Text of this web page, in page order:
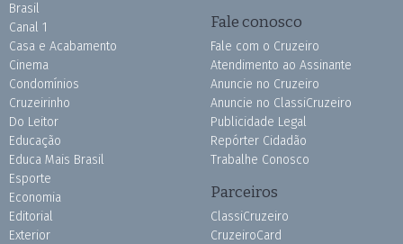
Brasil
Canal 1
Casa e Acabamento
Cinema
Condomínios
Cruzeirinho
Do Leitor
Educação
Educa Mais Brasil
Esporte
Economia
Editorial
Exterior
Fale conosco
Fale com o Cruzeiro
Atendimento ao Assinante
Anuncie no Cruzeiro
Anuncie no ClassiCruzeiro
Publicidade Legal
Repórter Cidadão
Trabalhe Conosco
Parceiros
ClassiCruzeiro
CruzeiroCard